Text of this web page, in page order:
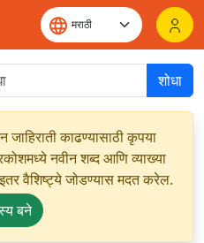
शोधा
काढण्यासाठी कृपया
नवीन शब्द आणि व्याख्या
वैशिष्ट्ये जोडण्यास मदत करेल.
बने